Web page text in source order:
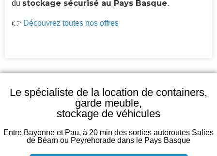
du stockage sécurisé au Pays Basque.
👉 Découvrez toutes nos offres
Le spécialiste de la location de containers,
garde meuble,
stockage de véhicules
Entre Bayonne et Pau, à 20 min des sorties autoroutes Salies
de Béarn ou Peyrehorade dans le Pays Basque